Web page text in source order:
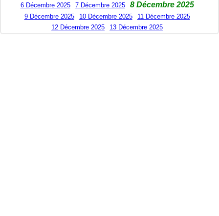
6 Décembre 2025
7 Décembre 2025 8 Décembre 2025
9 Décembre 2025 10 Décembre 2025
11 Décembre 2025
12 Décembre 2025
13 Décembre 2025